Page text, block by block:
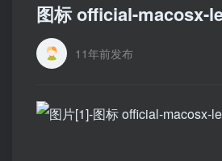
图标 official-macosx-
11年前发布